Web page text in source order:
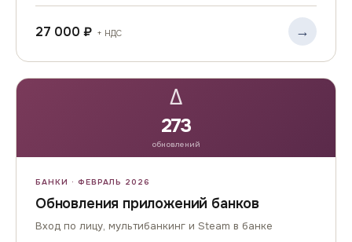
27 000 ₽ + НДС →
Δ
273
обновлений
БАНКИ · ФЕВРАЛЬ 2026
Обновления приложений банков
Вход по лицу, мультибанкинг и Steam в банке